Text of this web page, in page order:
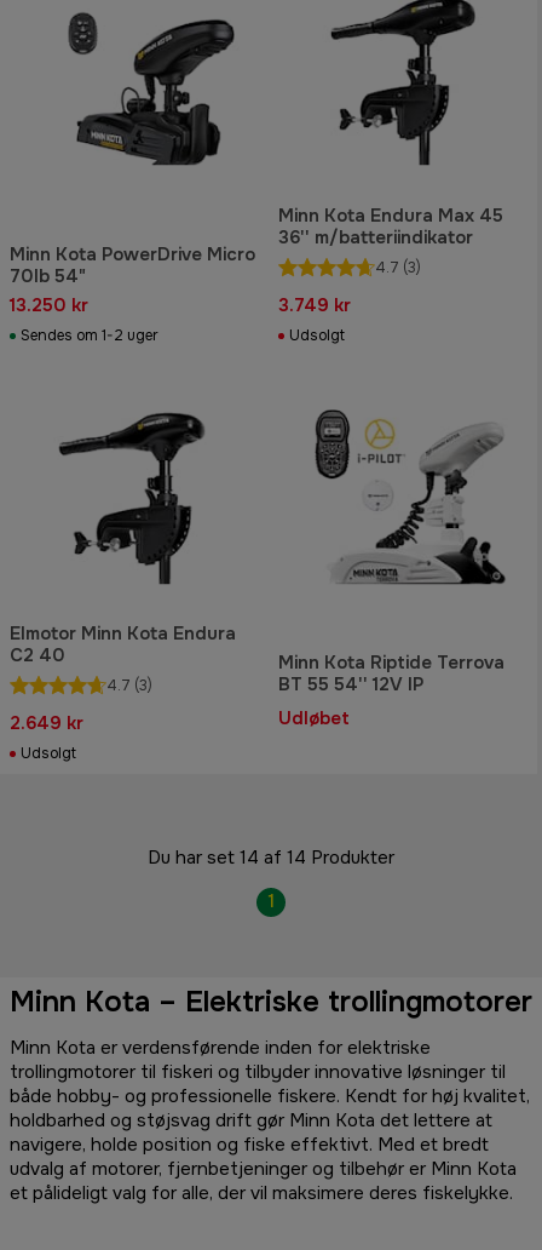
Minn Kota PowerDrive Micro
70lb 54"
13.250 kr
Sendes om 1-2 uger
Minn Kota Endura Max 45
36'' m/batteriindikator
4.7 (3)
3.749 kr
Udsolgt
Elmotor Minn Kota Endura
C2 40
4.7 (3)
2.649 kr
Udsolgt
Minn Kota Riptide Terrova
BT 55 54'' 12V IP
Udløbet
Du har set 14 af 14 Produkter
1
Minn Kota – Elektriske trollingmotorer
Minn Kota er verdensførende inden for elektriske
trollingmotorer til fiskeri og tilbyder innovative løsninger til
både hobby- og professionelle fiskere. Kendt for høj kvalitet,
holdbarhed og støjsvag drift gør Minn Kota det lettere at
navigere, holde position og fiske effektivt. Med et bredt
udvalg af motorer, fjernbetjeninger og tilbehør er Minn Kota
et pålideligt valg for alle, der vil maksimere deres fiskelykke.